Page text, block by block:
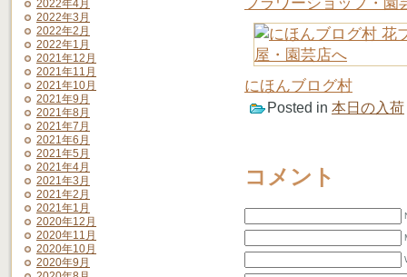
2022年4月
2022年3月
2022年2月
2022年1月
2021年12月
2021年11月
2021年10月
2021年9月
2021年8月
2021年7月
2021年6月
2021年5月
2021年4月
2021年3月
2021年2月
2021年1月
2020年12月
2020年11月
2020年10月
2020年9月
にほんブログ村
Posted in 本日の入荷
コメント